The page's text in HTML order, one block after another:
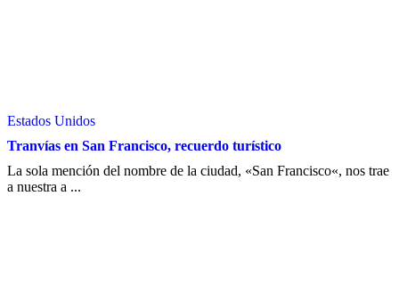
Estados Unidos
Tranvías en San Francisco, recuerdo turístico
La sola mención del nombre de la ciudad, «San Francisco«, nos trae
a nuestra a ...